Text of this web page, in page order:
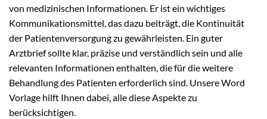
von medizinischen Informationen. Er ist ein wichtiges
Kommunikationsmittel, das dazu beiträgt, die Kontinuität
der Patientenversorgung zu gewährleisten. Ein guter
Arztbrief sollte klar, präzise und verständlich sein und alle
relevanten Informationen enthalten, die für die weitere
Behandlung des Patienten erforderlich sind. Unsere Word
Vorlage hilft Ihnen dabei, alle diese Aspekte zu
berücksichtigen.